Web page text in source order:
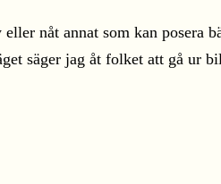
nåt annat som kan
säger jag åt folket att gå ur